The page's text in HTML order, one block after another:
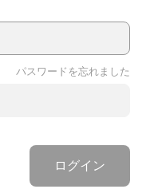
パスワードを忘れました
ログイン